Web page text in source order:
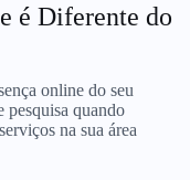
é Diferente do
online do seu
pesquisa quando
na sua área